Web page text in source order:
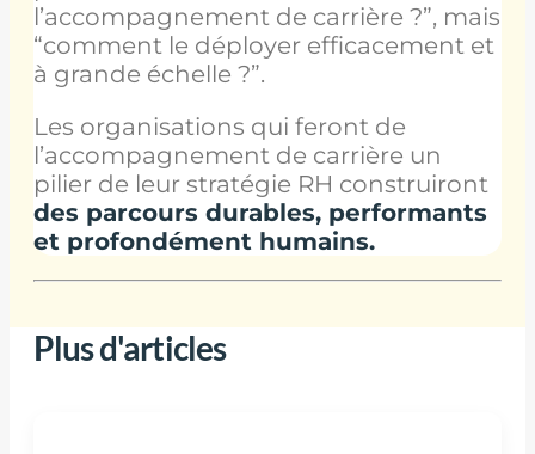
l’accompagnement de carrière ?”, mais
“comment le déployer efficacement et
à grande échelle ?”.
Les organisations qui feront de
l’accompagnement de carrière un
pilier de leur stratégie RH construiront
des parcours durables, performants
et profondément humains.
Plus d'articles